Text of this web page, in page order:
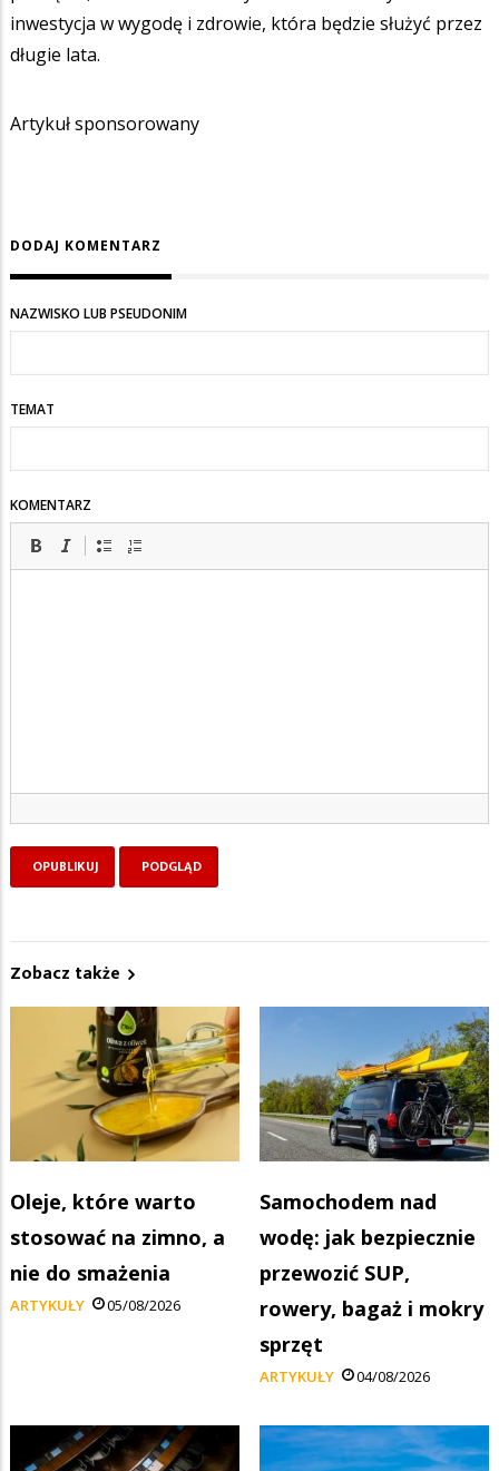
inwestycja w wygodę i zdrowie, która będzie służyć przez
długie lata.
Artykuł sponsorowany
DODAJ KOMENTARZ
NAZWISKO LUB PSEUDONIM
TEMAT
KOMENTARZ
Zobacz także
Oleje, które warto
stosować na zimno, a
nie do smażenia
ARTYKUŁY 05/08/2026
Samochodem nad
wodę: jak bezpiecznie
przewozić SUP,
rowery, bagaż i mokry
sprzęt
ARTYKUŁY 04/08/2026